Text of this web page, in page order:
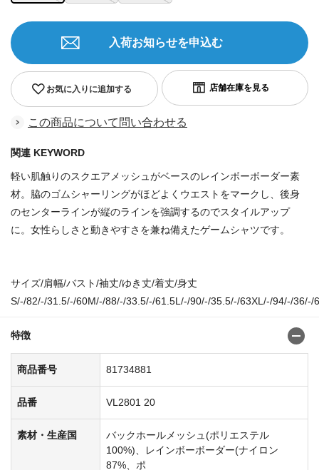
お気に入りに追加する
入荷お知らせを申込む
この商品について問い合わせる
関連 KEYWORD
軽い肌触りのスクエアメッシュがベースのレインボーボーダー素
材。脇のゴムシャーリングがほどよくウエストをマークし、後身
のセンターラインが縦のラインを強調するのでスタイルアップ
に。女性らしさと動きやすさを兼ね備えたゲームシャツです。
サイズ/肩幅/バスト/袖丈/ゆき丈/着丈/身丈
S/-/82/-/31.5/-/60M/-/88/-/33.5/-/61.5L/-/90/-/35.5/-/63XL/-/94/-/36/-/
特徴
商品番号 81734881
品番 VL2801 20
素材・生産国
バックホールメッシュ(ポリエステル
100%)、レインボーボーダー(ナイロン
87%、ポ